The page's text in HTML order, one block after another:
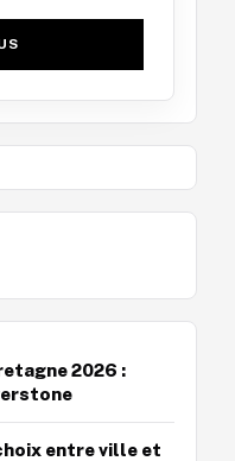
2026 :
entre ville et